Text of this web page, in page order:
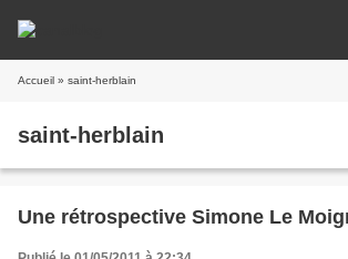
Accueil » saint-herblain
saint-herblain
Une rétrospective Simone Le